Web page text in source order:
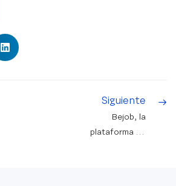
Siguiente
Bejob, la
plataforma de